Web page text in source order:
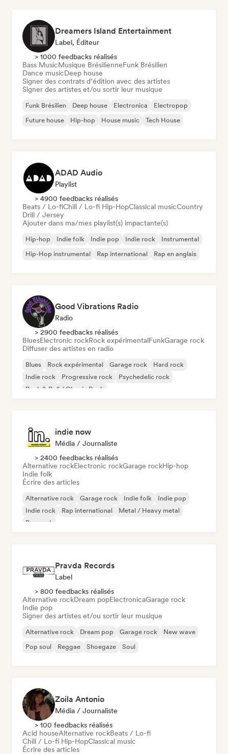
Dreamers Island Entertainment
Label, Éditeur
> 1000 feedbacks réalisés
Bass MusicMusique BrésilienneFunk Brésilien
Dance musicDeep house
Signer des contrats d’édition avec des artistes
Signer des artistes et/ou sortir leur musique
Funk Brésilien Deep house Electronica
Electropop
Future house
Hip-hop House music Tech House
ADAD Audio
Playlist
> 4900 feedbacks réalisés
Beats / Lo-fiChill / Lo-fi Hip-HopClassical musicCountry
Drill / Jersey
Ajouter dans ma/mes playlist(s) impactante(s)
Hip-hop Indie folk Indie pop Indie rock
Instrumental
Hip-Hop instrumental
Rap international Rap en anglais
Good Vibrations Radio
Radio
> 2900 feedbacks réalisés
BluesElectronic rockRock expérimentalFunkGarage rock
Diffuser des artistes en radio
Blues Rock expérimental Garage rock
Hard rock
Indie rock
Progressive rock
Psychedelic rock
Rock & Roll / Classic Rock
indie now
Média / Journaliste
> 2400 feedbacks réalisés
Alternative rockElectronic rockGarage rockHip-hop
Indie folk
Écrire des articles
Alternative rock Garage rock Indie folk
Indie pop
Indie rock
Rap international
Metal / Heavy metal
Pop rock
Pravda Records
Label
> 800 feedbacks réalisés
Alternative rockDream popElectronicaGarage rock
Indie pop
Signer des artistes et/ou sortir leur musique
Alternative rock Dream pop Garage rock
New wave
Pop soul
Reggae Shoegaze Soul
Zoila Antonio
Média / Journaliste
> 100 feedbacks réalisés
Acid houseAlternative rockBeats / Lo-fi
Chill / Lo-fi Hip-HopClassical music
Écrire des articles